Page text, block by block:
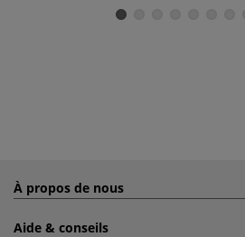
À propos de nous
Aide & conseils